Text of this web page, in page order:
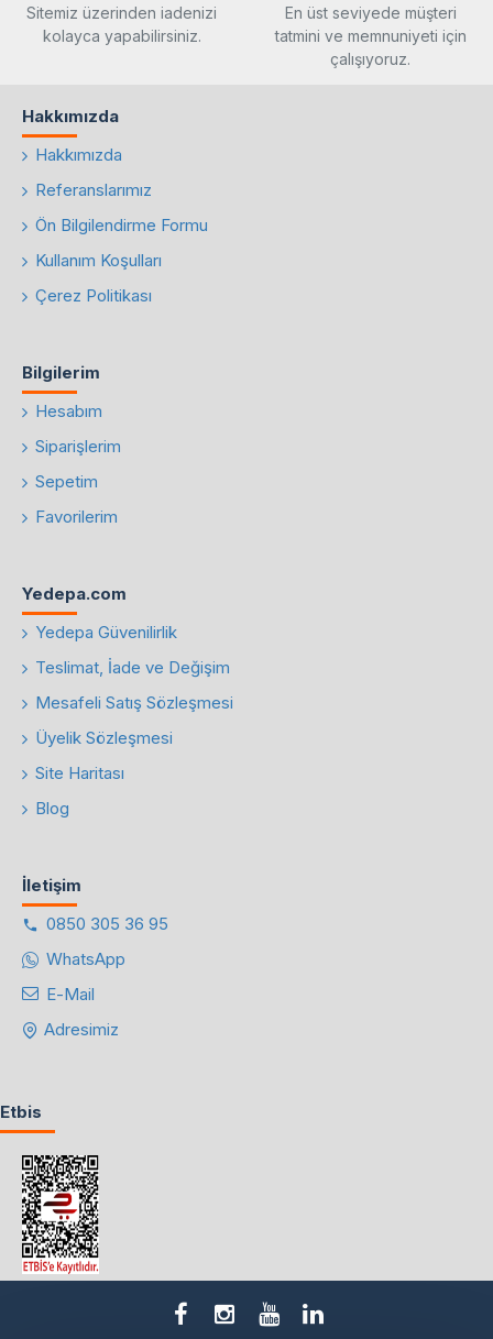
Sitemiz üzerinden iadenizi
kolayca yapabilirsiniz.
En üst seviyede müşteri
tatmini ve memnuniyeti için
çalışıyoruz.
Hakkımızda
Hakkımızda
Referanslarımız
Ön Bilgilendirme Formu
Kullanım Koşulları
Çerez Politikası
Bilgilerim
Hesabım
Siparişlerim
Sepetim
Favorilerim
Yedepa.com
Yedepa Güvenilirlik
Teslimat, İade ve Değişim
Mesafeli Satış Sözleşmesi
Üyelik Sözleşmesi
Site Haritası
Blog
İletişim
0850 305 36 95
WhatsApp
E-Mail
Adresimiz
Etbis